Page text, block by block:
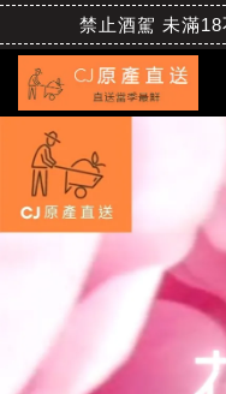
禁止酒駕 未滿